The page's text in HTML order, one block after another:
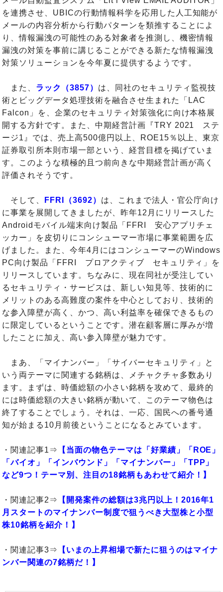
を連携させ、UBICの行動情報科学を応用した人工知能が
メールの内容分析から行動パターンを類推することによ
り、情報漏洩の可能性のある対象者を推測し、機密情報
漏洩の対策を事前に講じることができる新たな情報漏洩
対策ソリューションを今年夏に提供するようです。
また、 ラック（3857） は、同社のセキュリティ監視技
術とビッグデータ処理技術を融合させ生まれた「LAC
Falcon」を、企業のセキュリティ対策強化に向け本格展
開する方針です。また、中期経営計画『TRY 2021 ステ
ージ1』では、売上高500億円以上、ROE15％以上、東京
証券取引所本則市場一部という、経営目標を掲げていま
す。このような積極的且つ前向きな中期経営計画が高く
評価されそうです。
そして、 FFRI（3692） は、これまで法人・官公庁向け
に事業を展開してきましたが、昨年12月にリリースした
Androidモバイル端末向け製品「FFRI 安心アプリチェ
ッカー」を皮切りにコンシューマー市場に事業範囲を広
げました。また、今年4月にはコンシューマーのWindows
PC向け製品「FFRI プロアクティブ セキュリティ」を
リリースしています。ちなみに、現在同社が受注してい
るセキュリティ・サービスは、新しい知見等、技術的に
メリットのある高難度の案件を中心としており、技術的
な参入障壁が高く、かつ、高い利益率を確保できるもの
に限定しているということです。潜在顧客層に厚みが増
したことに加え、高い参入障壁が魅力です。
まあ、「マイナンバー」「サイバーセキュリティ」と
いう両テーマに関連する銘柄は、メチャクチャ多数あり
ます。まずは、時価総額の小さい銘柄を攻めて、最終的
には時価総額の大きい銘柄が動いて、このテーマ物色は
終了することでしょう。それは、一応、国民への番号通
知が始まる10月前後ということになるとみています。
・関連記事1⇒
【当面の物色テーマは「好業績」「ROE」
「バイオ」「インバウンド」「マイナンバー」「TPP」
など9つ！テーマ別、注目の18銘柄もあわせて紹介！】
・関連記事2⇒
【開発案件の総額は3兆円以上！2016年1
月スタートのマイナンバー制度で狙うべき大型株と小型
株10銘柄を紹介！】
・関連記事3⇒
【いまの上昇相場で新たに狙うのはマイナ
ンバー関連の7銘柄だ！】